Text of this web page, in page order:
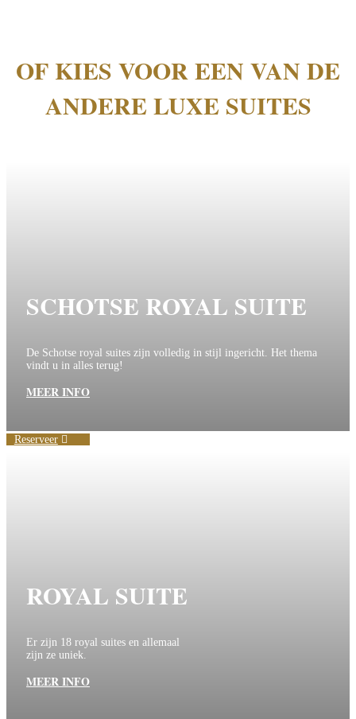
OF KIES VOOR EEN VAN DE
ANDERE LUXE SUITES
SCHOTSE ROYAL SUITE
De Schotse royal suites zijn volledig in stijl ingericht. Het thema
vindt u in alles terug!
MEER INFO
Reserveer
ROYAL SUITE
Er zijn 18 royal suites en allemaal
zijn ze uniek.
MEER INFO